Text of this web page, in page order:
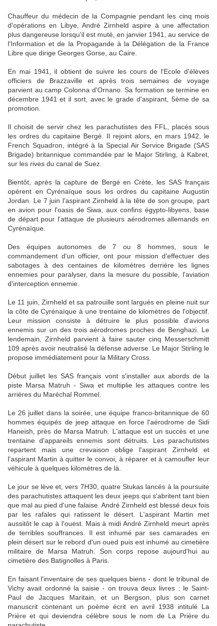
Chauffeur du médecin de la Compagnie pendant les cinq mois
d'opérations en Libye, André Zirnheld aspire à une affectation
plus dangereuse lorsqu'il est muté, en janvier 1941, au service de
l'Information et de la Propagande à la Délégation de la France
Libre que dirige Georges Gorse, au Caire.
En mai 1941, il obtient de suivre les cours de l'Ecole d'élèves
officiers de Brazzaville et après trois semaines de voyage
parvient au camp Colonna d'Ornano. Sa formation se termine en
décembre 1941 et il sort, avec le grade d'aspirant, 5ème de sa
promotion.
Il choisit de servir chez les parachutistes des FFL, placés sous
les ordres du capitaine Bergé. Il rejoint alors, en mars 1942, le
French Squadron, intégré à la Special Air Service Brigade (SAS
Brigade) britannique commandée par le Major Stirling, à Kabret,
sur les rives du canal de Suez.
Bientôt, après la capture de Bergé en Crète, les SAS français
opèrent en Cyrénaïque sous les ordres du capitaine Augustin
Jordan. Le 7 juin l'aspirant Zirnheld à la tête de son groupe, part
en avion pour l'oasis de Siwa, aux confins égypto-libyens, base
de départ pour l'attaque de plusieurs aérodromes allemands en
Cyrénaïque.
Des équipes autonomes de 7 ou 8 hommes, sous le
commandement d'un officier, ont pour mission d'effectuer des
sabotages à des centaines de kilomètres derrière les lignes
ennemies pour paralyser, dans la mesure du possible, l'aviation
d'interception ennemie.
Le 11 juin, Zirnheld et sa patrouille sont largués en pleine nuit sur
la côte de Cyrénaïque à une trentaine de kilomètres de l'objectif.
Leur mission consiste à détruire le plus possible d'avions
ennemis sur un des trois aérodromes proches de Benghazi. Le
lendemain, Zirnheld parvient à faire sauter cinq Messerschmitt
109 après avoir neutralisé la défense adverse. Le Major Stirling le
propose immédiatement pour la Military Cross.
Début juillet les SAS français vont s'installer aux abords de la
piste Marsa Matruh - Siwa et multiplie les attaques contre les
arrières du Maréchal Rommel.
Le 26 juillet dans la soirée, une équipe franco-britannique de 60
hommes équipés de jeep attaque en force l'aérodrome de Sidi
Haneish, près de Marsa Matruh. L'attaque est un succès et une
trentaine d'appareils ennemis sont détruits. Les parachutistes
repartent mais une crevaison oblige l'aspirant Zirnheld et
l'aspirant Martin à quitter le convoi, à réparer et à camoufler leur
véhicule à quelques kilomètres de là.
Le jour se lève et, vers 7H30, quatre Stukas lancés à la poursuite
des parachutistes attaquent les deux jeeps qui s'abritent tant bien
que mal au pied d'une falaise. André Zirnheld est blessé deux fois
par les rafales qui ratissent le désert. L'aspirant Martin met
aussitôt le cap à l'ouest. Mais à midi André Zirnheld meurt après
de terribles souffrances. Il est inhumé par ses camarades en
plein désert sur le rebord d'un oued puis est inhumé au cimetière
militaire de Marsa Matruh. Son corps repose aujourd'hui au
cimetière des Batignolles à Paris.
En faisant l'inventaire de ses quelques biens - dont le tribunal de
Vichy avait ordonné la saisie - on trouva deux livres : le Saint-
Paul de Jacques Maritain, et un Bergson, plus son carnet
manuscrit contenant un poème écrit en avril 1938 intitulé La
Prière et qui deviendra célèbre sous le nom de La Prière du